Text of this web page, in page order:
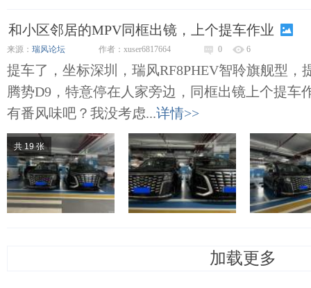
和小区邻居的MPV同框出镜，上个提车作业
来源： 瑞风论坛 作者：xuser6817664 0 6
提车了，坐标深圳，瑞风RF8PHEV智聆旗舰型，
腾势D9，特意停在人家旁边，同框出镜上个提车
有番风味吧？我没考虑...详情>>
共 19 张
加载更多